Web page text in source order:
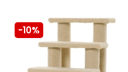
-10%